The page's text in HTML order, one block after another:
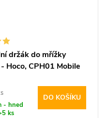
držák do mřížky
Hoco, CPH01 Mobile
- hned
ks
DO KOŠÍKU